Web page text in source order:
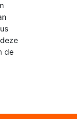
de